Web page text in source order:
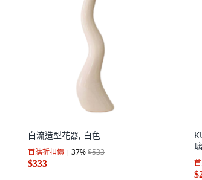
白流造型花器, 白色
首購折扣價 37%$533
$333